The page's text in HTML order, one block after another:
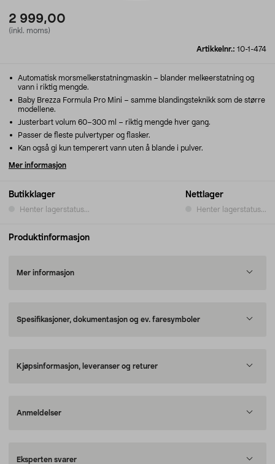
2 999,00
(inkl. moms)
Artikkelnr.: 10-1-474
Butikklager
Henter lagerstatus...
Nettlager
Henter lagerstatus...
Automatisk morsmelkerstatningmaskin – blander melkeerstatning og
vann i riktig mengde.
Baby Brezza Formula Pro Mini – samme blandingsteknikk som de større
modellene.
Justerbart volum 60–300 ml – riktig mengde hver gang.
Passer de fleste pulvertyper og flasker.
Kan også gi kun temperert vann uten å blande i pulver.
Mer informasjon
Produktinformasjon
Mer informasjon
Spesifikasjoner, dokumentasjon og ev. faresymboler
Kjøpsinformasjon, leveranser og returer
Anmeldelser
Eksperten svarer